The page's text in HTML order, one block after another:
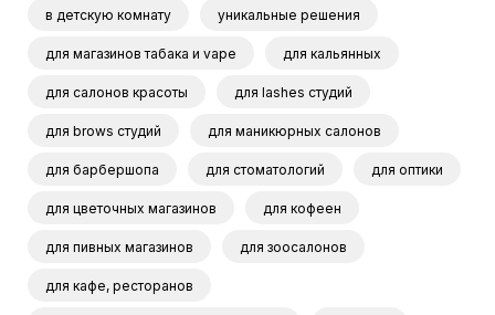
в детскую комнату уникальные решения
для магазинов табака и vape для кальянных
для салонов красоты для lashes студий
для brows студий для маникюрных салонов
для барбершопа для стоматологий для оптики
для цветочных магазинов для кофеен
для пивных магазинов для зоосалонов
для кафе, ресторанов